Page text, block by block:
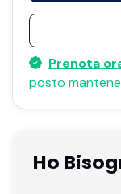
Prenota
posto
Ho